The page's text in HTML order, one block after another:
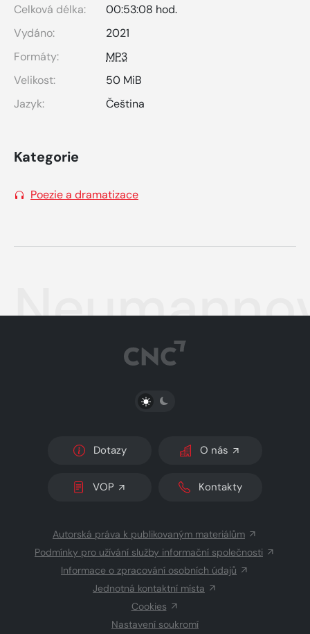
Celková délka:
00:53:08 hod.
Vydáno:
2021
Formáty:
MP3
Velikost:
50 MiB
Jazyk:
Čeština
Kategorie
Poezie a dramatizace
PŘEPNOUT SVĚTLÝ/TMAVÝ REŽIM
Dotazy O nás
VOP Kontakty
Autorská práva k publikovaným materiálům
Podmínky pro užívání služby informační společnosti
Informace o zpracování osobních údajů
Jednotná kontaktní místa
Cookies
Nastavení soukromí